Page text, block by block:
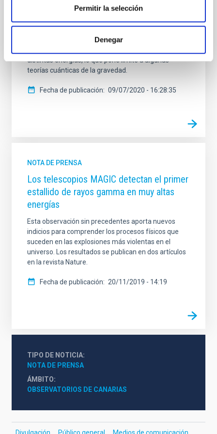
Permitir la selección
Denegar
los Muchachos, permite estudiar si la velocidad de la
luz en el vacío es una constante de la naturaleza. Los
resultados, publicados en la revista Physical Review
Letters, indican que no existen diferencias
distintas energías, lo que pone límite a algunas
teorías cuánticas de la gravedad.
Fecha de publicación 09/07/2020 - 16:28:35
NOTA DE PRENSA
Los telescopios MAGIC detectan el primer
estallido de rayos gamma en muy altas
energías
Esta observación sin precedentes aporta nuevos
indicios para comprender los procesos físicos que
suceden en las explosiones más violentas en el
universo. Los resultados se publican en dos artículos
en la revista Nature.
Fecha de publicación 20/11/2019 - 14:19
TIPO DE NOTICIA
NOTA DE PRENSA
ÁMBITO
OBSERVATORIOS DE CANARIAS